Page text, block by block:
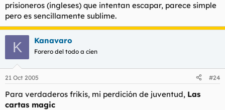
prisioneros (ingleses) que intentan escapar, parece simple
pero es sencillamente sublime.
K Kanavaro
Forero del todo a cien
21 Oct 2005 #24
Para verdaderos frikis, mi perdición de juventud, Las
cartas magic